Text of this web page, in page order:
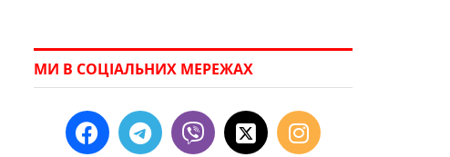
МИ В СОЦІАЛЬНИХ МЕРЕЖАХ